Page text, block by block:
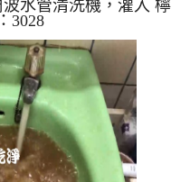
水管清洗機，灌入 檸
，開啟 水管清洗機 ，
流出白色泡沫水，沒多
片，兩個多小時後，管
如是自來水，如水管
，洗出來的水就會是咖
壁上會結成黑色管垢，
有些洗出綠色的水，是
物質...
3028